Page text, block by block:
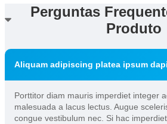
Perguntas
Produto
Aliquam adipiscing platea ipsum
Porttitor diam mauris imperdiet integer
malesuada a lacus lectus. Augue
congue vestibulum nec. Si hac